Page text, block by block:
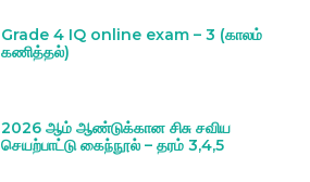
Grade 4 IQ online exam – 3 (காலம்
கணித்தல்)
2026 ஆம் ஆண்டுக்கான சிசு சவிய
செயற்பாட்டு கைந்நூல் – தரம் 3,4,5